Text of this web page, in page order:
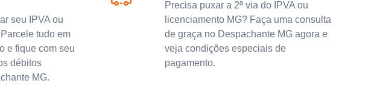
seu IPVA ou
tudo em
e fique com seu
débitos
MG.
Precisa puxar a 2ª via do IPVA ou
licenciamento MG? Faça uma consulta
de graça no Despachante MG agora e
veja condições especiais de
pagamento.